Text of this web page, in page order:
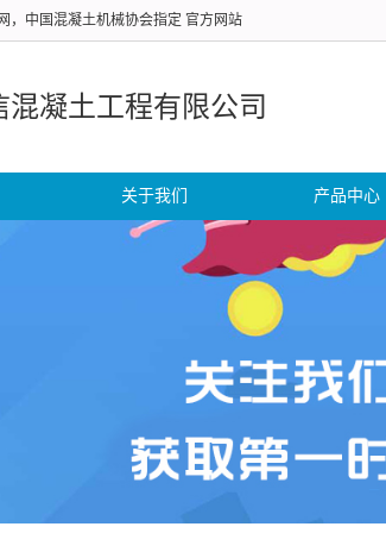
，中国混凝土机械协会指定 官方网站
混凝土工程有限公司
关于我们 产品中心